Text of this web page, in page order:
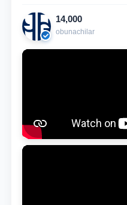
14,000
obunachilar